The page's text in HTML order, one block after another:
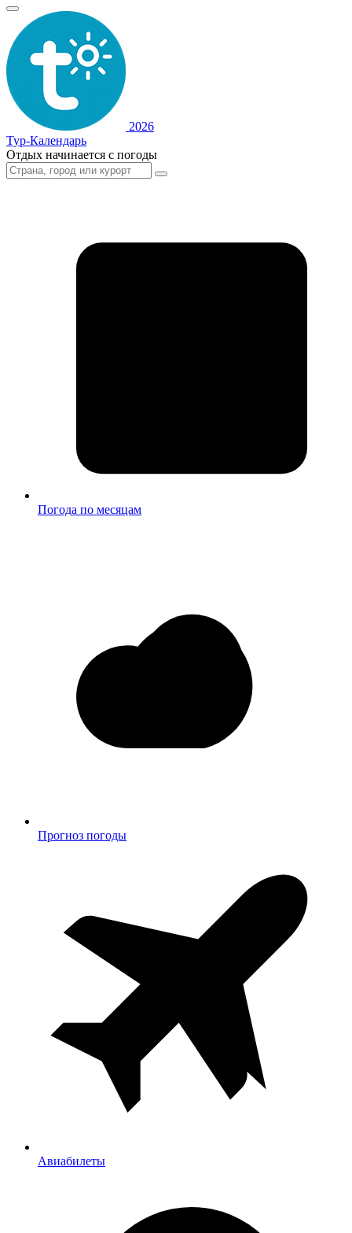
2026
Тур-Календарь
Отдых начинается с погоды
Погода по месяцам
Прогноз погоды
Авиабилеты